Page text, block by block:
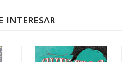
INTERESAR